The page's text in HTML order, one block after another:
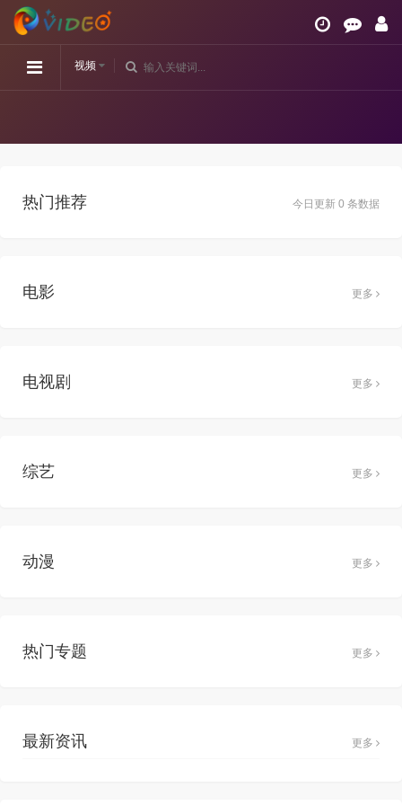
视频
今日更新 0 条数据
热门推荐
电影 更多
电视剧 更多
综艺 更多
动漫 更多
热门专题 更多
最新资讯 更多